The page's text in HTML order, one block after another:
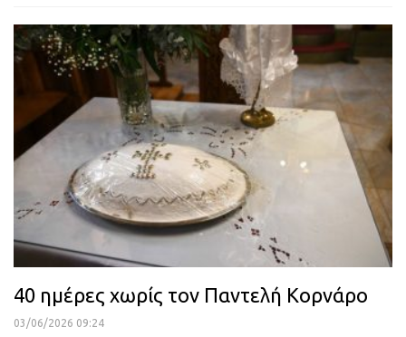
40 ημέρες χωρίς τον Παντελή Κορνάρο
03/06/2026 09:24